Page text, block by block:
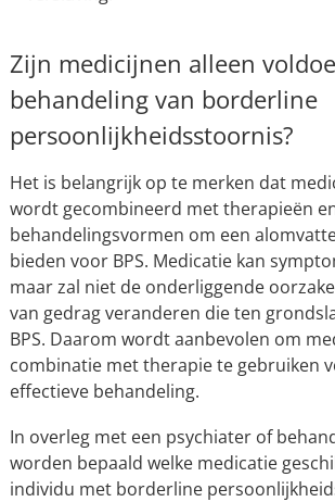
Zijn medicijnen alleen
behandeling van borderline
persoonlijkheidsstoornis?
Het is belangrijk op te merken dat
wordt gecombineerd met therapieën
behandelingsvormen om een
bieden voor BPS. Medicatie kan
maar zal niet de onderliggende
van gedrag veranderen die ten
BPS. Daarom wordt aanbevolen om
combinatie met therapie te gebruiken
effectieve behandeling.
In overleg met een psychiater of
worden bepaald welke medicatie
individu met borderline